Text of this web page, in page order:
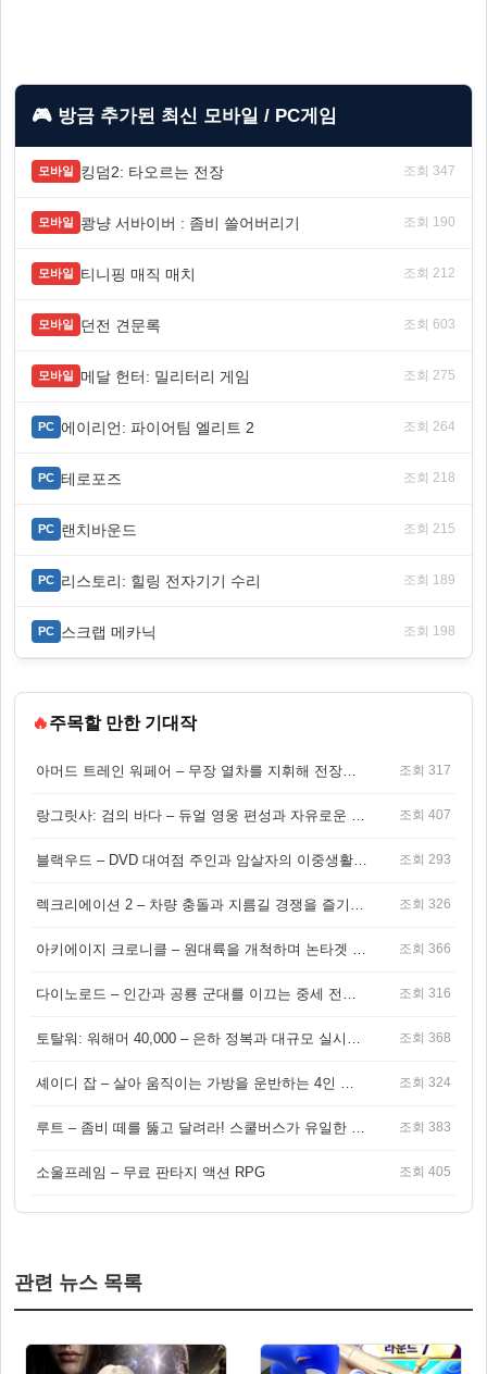
🎮 방금 추가된 최신 모바일 / PC게임
모바일 킹덤2: 타오르는 전장 조회 347
모바일 쾅냥 서바이버 : 좀비 쓸어버리기 조회 190
모바일 티니핑 매직 매치 조회 212
모바일 던전 견문록 조회 603
모바일 메달 헌터: 밀리터리 게임 조회 275
PC 에이리언: 파이어팀 엘리트 2 조회 264
PC 테로포즈 조회 218
PC 랜치바운드 조회 215
PC 리스토리: 힐링 전자기기 수리 조회 189
PC 스크랩 메카닉 조회 198
🔥주목할 만한 기대작
조회 317
조회 407
조회 293
조회 326
조회 366
조회 316
조회 368
조회 324
조회 383
소울프레임 – 무료 판타지 액션 RPG 조회 405
관련 뉴스 목록